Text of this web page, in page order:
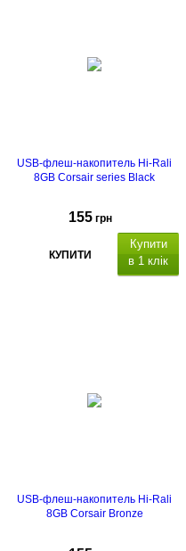
USB-флеш-накопитель Hi-Rali
8GB Corsair series Black
155 грн
КУПИТИ
Купити
в 1 клік
USB-флеш-накопитель Hi-Rali
8GB Corsair Bronze